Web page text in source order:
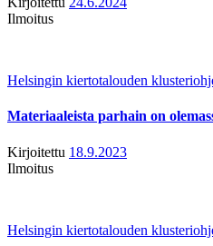
Ilmoitus
Helsingin kiertotalouden
Materiaaleista parhain on
Kirjoitettu 18.9.2023
Ilmoitus
Helsingin kiertotalouden